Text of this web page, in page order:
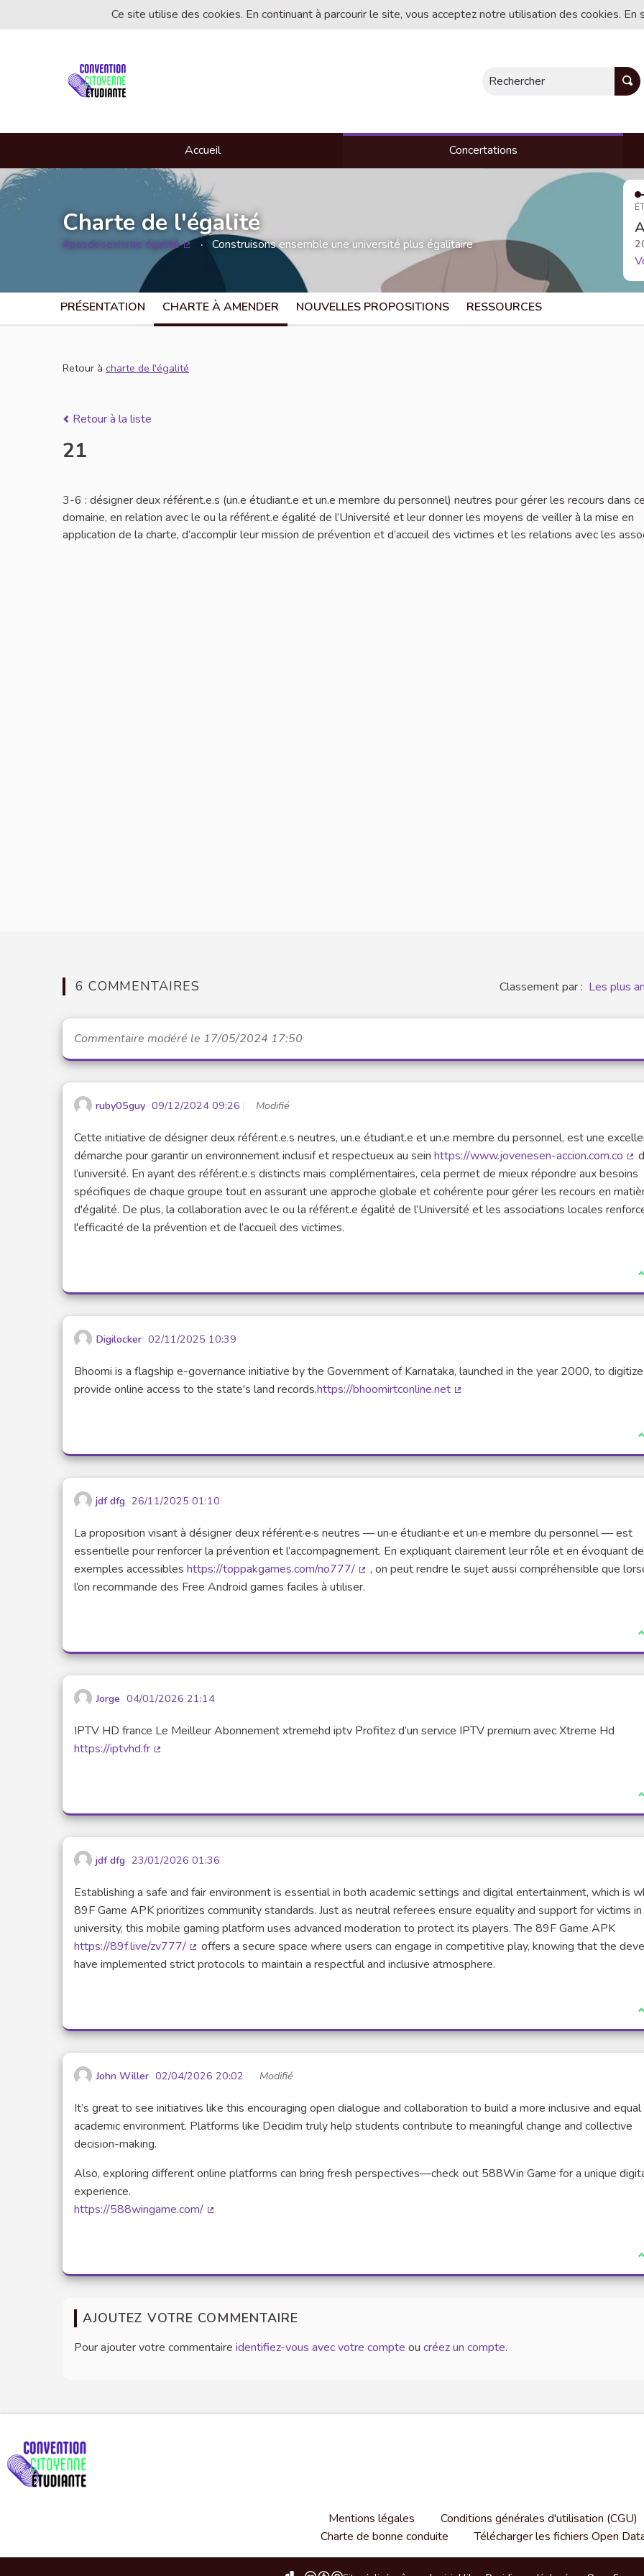
Ce site utilise des cookies. En continuant à parcourir le site, vous acceptez notre utilisation des cookies.
Rechercher
Accueil Concertations
Charte de l'égalité
#pasdesexisme égalité Construisons ensemble une université plus égalitaire
PRÉSENTATION CHARTE À AMENDER NOUVELLES PROPOSITIONS RESSOURCES
Retour à charte de l'égalité
Retour à la liste
21
3-6 : désigner deux référent.e.s (un.e étudiant.e et un.e membre du personnel) neutres pour gérer les recours dans ce
domaine, en relation avec le ou la référent.e égalité de l’Université et leur donner les moyens de veiller à la mise en
application de la charte, d’accomplir leur mission de prévention et d’accueil des victimes et les relations avec les
6 COMMENTAIRES Classement par : Les plus
Commentaire modéré le 17/05/2024 17:50
ruby05guy 09/12/2024 09:26 Modifié
Cette initiative de désigner deux référent.e.s neutres, un.e étudiant.e et un.e membre du personnel, est une
démarche pour garantir un environnement inclusif et respectueux au sein https://www.jovenesen-accion.com.co
l’université. En ayant des référent.e.s distincts mais complémentaires, cela permet de mieux répondre aux besoins
spécifiques de chaque groupe tout en assurant une approche globale et cohérente pour gérer les recours en
d'égalité. De plus, la collaboration avec le ou la référent.e égalité de l’Université et les associations locales
l'efficacité de la prévention et de l’accueil des victimes.
Digilocker 02/11/2025 10:39
Bhoomi is a flagship e-governance initiative by the Government of Karnataka, launched in the year 2000, to
provide online access to the state's land records.https://bhoomirtconline.net
jdf dfg 26/11/2025 01:10
La proposition visant à désigner deux référent·e·s neutres — un·e étudiant·e et un·e membre du personnel — est
essentielle pour renforcer la prévention et l’accompagnement. En expliquant clairement leur rôle et en évoquant
exemples accessibles https://toppakgames.com/no777/
(Lien externe)
, on peut rendre le sujet aussi compréhensible que
l’on recommande des Free Android games faciles à utiliser.
Jorge 04/01/2026 21:14
IPTV HD france Le Meilleur Abonnement xtremehd iptv Profitez d’un service IPTV premium avec Xtreme Hd
https://iptvhd.fr
jdf dfg 23/01/2026 01:36
Establishing a safe and fair environment is essential in both academic settings and digital entertainment, which is
89F Game APK prioritizes community standards. Just as neutral referees ensure equality and support for victims in
university, this mobile gaming platform uses advanced moderation to protect its players. The 89F Game APK
https://89f.live/zv777/
(Lien externe)
offers a secure space where users can engage in competitive play, knowing that the
have implemented strict protocols to maintain a respectful and inclusive atmosphere.
John Willer 02/04/2026 20:02 Modifié
It’s great to see initiatives like this encouraging open dialogue and collaboration to build a more inclusive and equal
academic environment. Platforms like Decidim truly help students contribute to meaningful change and collective
decision-making.
Also, exploring different online platforms can bring fresh perspectives—check out 588Win Game for a unique
experience.
https://588wingame.com/
AJOUTEZ VOTRE COMMENTAIRE
Pour ajouter votre commentaire identifiez-vous avec votre compte ou créez un compte.
Mentions légales
Conditions générales d'utilisation (CGU)
Charte de bonne conduite
Télécharger les fichiers Open